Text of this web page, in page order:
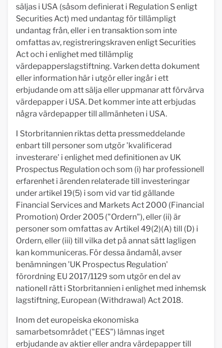
säljas i USA (såsom definierat i Regulation S enligt
Securities Act) med undantag för tillämpligt
undantag från, eller i en transaktion som inte
omfattas av, registreringskraven enligt Securities
Act och i enlighet med tillämplig
värdepapperslagstiftning. Varken detta dokument
eller information här i utgör eller ingår i ett
erbjudande om att sälja eller uppmanar att förvärva
värdepapper i USA. Det kommer inte att erbjudas
några värdepapper till allmänheten i USA.
I Storbritannien riktas detta pressmeddelande
enbart till personer som utgör 'kvalificerad
investerare' i enlighet med definitionen av UK
Prospectus Regulation och som (i) har professionell
erfarenhet i ärenden relaterade till investeringar
under artikel 19(5) i som vid var tid gällande
Financial Services and Markets Act 2000 (Financial
Promotion) Order 2005 ("Ordern"), eller (ii) är
personer som omfattas av Artikel 49(2)(A) till (D) i
Ordern, eller (iii) till vilka det på annat sätt lagligen
kan kommuniceras. För dessa ändamål, avser
benämningen 'UK Prospectus Regulation'
förordning EU 2017/1129 som utgör en del av
nationell rätt i Storbritannien i enlighet med inhemsk
lagstiftning, European (Withdrawal) Act 2018.
Inom det europeiska ekonomiska
samarbetsområdet ("EES") lämnas inget
erbjudande av aktier eller andra värdepapper till